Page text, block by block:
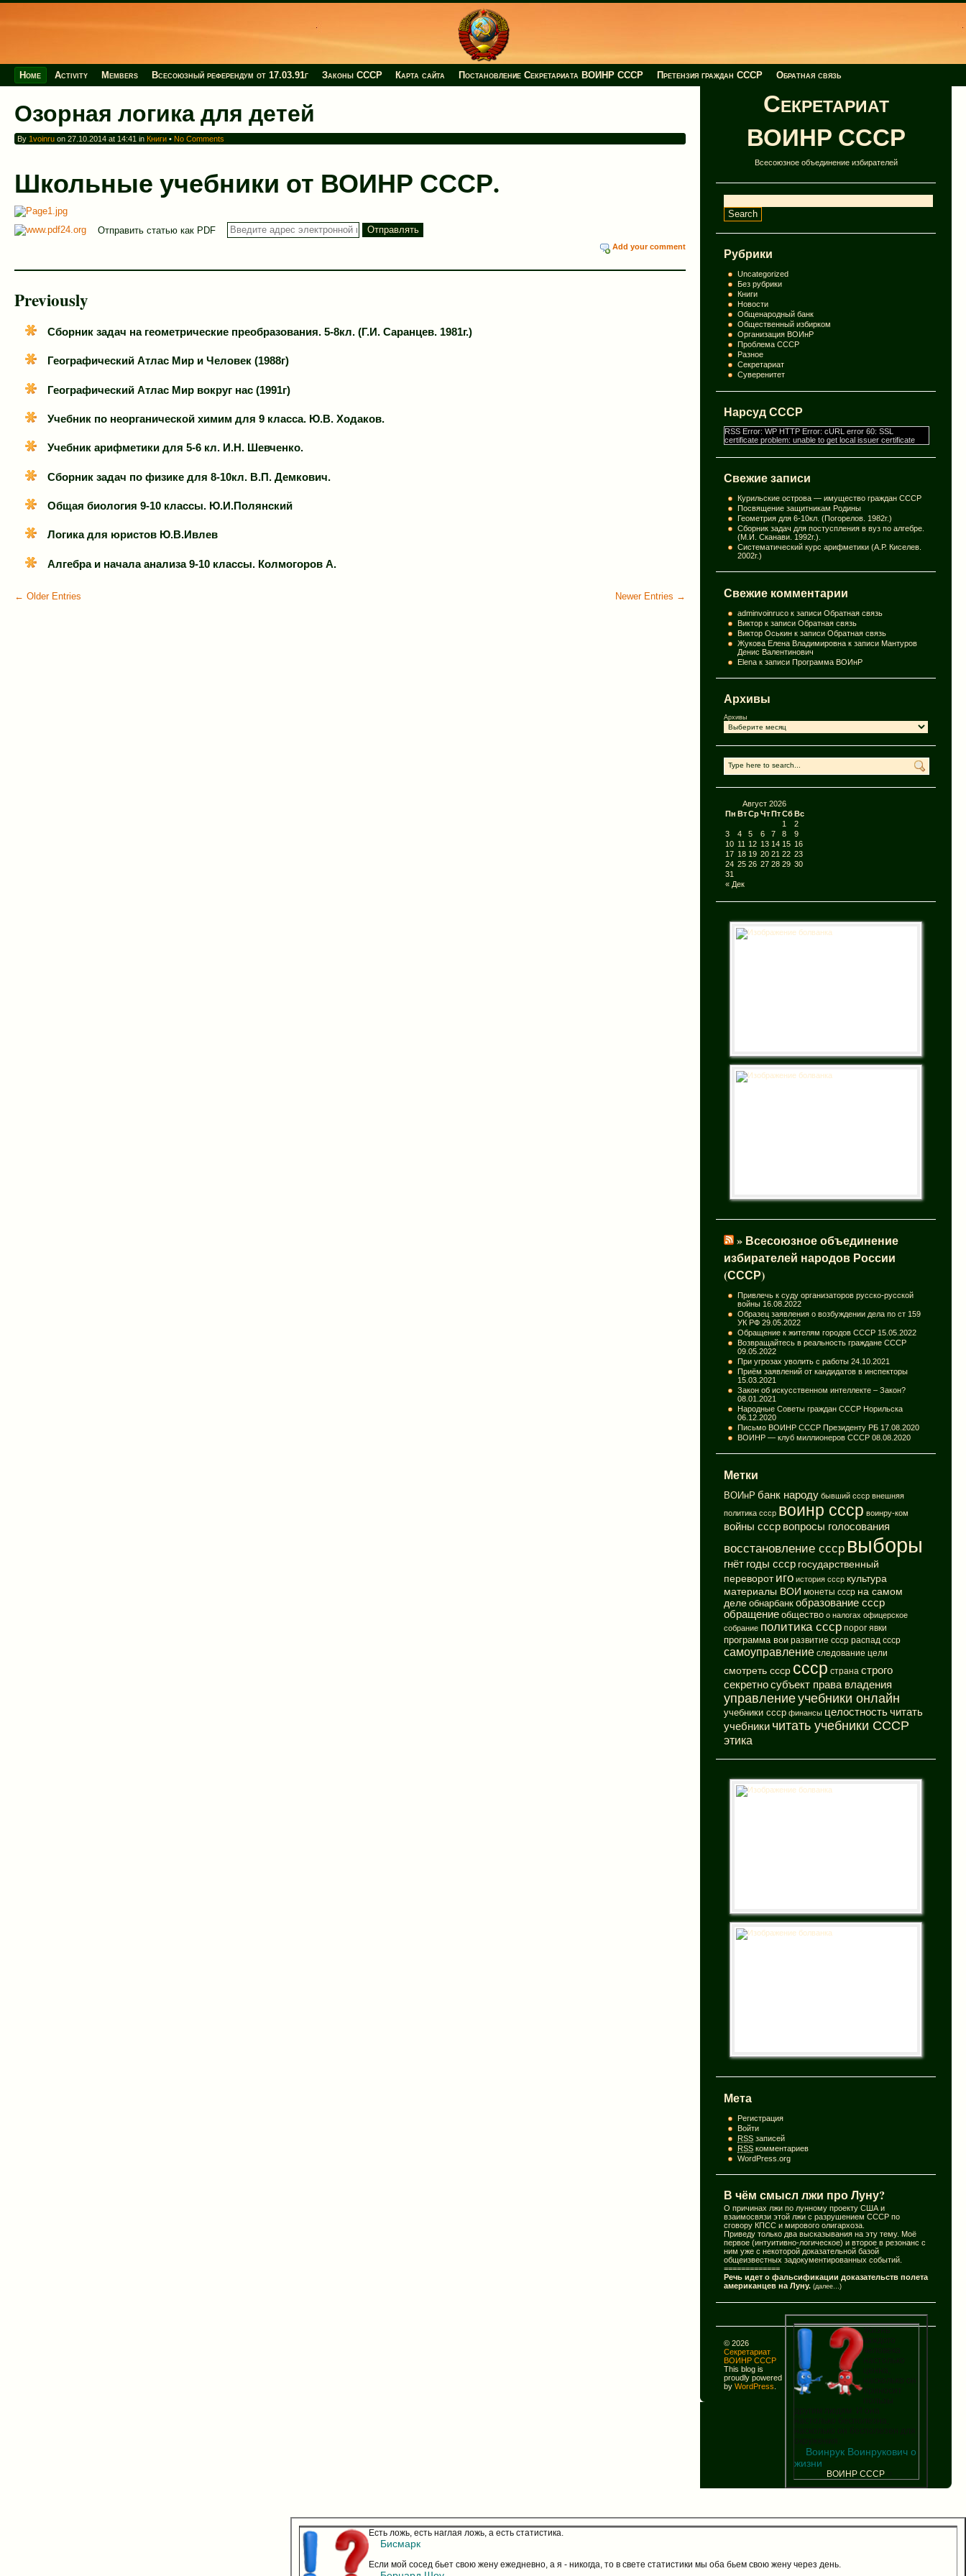
Home Activity Members Всесоюзный референдум от 17.03.91г Законы СССР Карта сайта Постановление Секретариата ВОИНР СССР Претензия граждан СССР Обратная связь
Секретариат
ВОИНР СССР
Всесоюзное объединение избирателей
Рубрики
Uncategorized
Без рубрики
Книги
Новости
Общенародный банк
Общественный избирком
Организация ВОИнР
Проблема СССР
Разное
Секретариат
Суверенитет
Нарсуд СССР
RSS Error: WP HTTP Error: cURL error 60: SSL
certificate problem: unable to get local issuer certificate
Свежие записи
Курильские острова — имущество граждан СССР
Посвящение защитникам Родины
Геометрия для 6-10кл. (Погорелов. 1982г.)
Сборник задач для постуспления в вуз по алгебре.
(М.И. Сканави. 1992г.).
Систематический курс арифметики (А.Р. Киселев.
2002г.)
Свежие комментарии
adminvoinruco к записиОбратная связь
Виктор к записиОбратная связь
Виктор Оськин к записиОбратная связь
Жукова Елена Владимировна к записиМантуров
Денис Валентинович
Elena к записиПрограмма ВОИнР
Архивы
Архивы
Август 2026
Пн ВтСрЧтПтСбВс
« Дек
1
2
3
4 5 6 7 8
9
10 11 12 13 14 15 16
17 18 19 20 21 22 23
24 25 26 27 28 29 30
31
» Всесоюзное объединение
избирателей народов России
(СССР)
Привлечь к суду организаторов русско-русской
войны 16.08.2022
Образец заявления о возбуждении дела по ст 159
УК РФ 29.05.2022
Обращение к жителям городов СССР 15.05.2022
Возвращайтесь в реальность граждане СССР
09.05.2022
При угрозах уволить с работы 24.10.2021
Приём заявлений от кандидатов в инспекторы
15.03.2021
Закон об искусственном интеллекте – Закон?
08.01.2021
Народные Советы граждан СССР Норильска
06.12.2020
Письмо ВОИНР СССР Президенту РБ 17.08.2020
ВОИНР — клуб миллионеров СССР 08.08.2020
Метки
ВОИнР банк народу бывший ссср внешняя
политика ссср воинр ссср воинру-ком
войны ссср вопросы голосования
восстановление ссср выборы
гнёт годы ссср государственный
переворот иго история ссср культура
материалы ВОИ монеты ссср на самом
деле обнарбанк образование ссср
обращение общество о налогах офицерское
собрание политика ссср порог явки
программа вои развитие ссср распад ссср
самоуправление следование цели
смотреть ссср ссср страна строго
секретно субъект права владения
управлениеучебники онлайн
учебники ссср финансы целостность читать
учебники читать учебники СССР
этика
Мета
Регистрация
Войти
RSS записей
RSS комментариев
WordPress.org
В чём смысл лжи про Луну?
О причинах лжи по лунному проекту США и
взаимосвязи этой лжи с разрушением СССР по
сговору КПСС и мирового олигархоза.
Приведу только два высказывания на эту тему. Моё
первое (интуитивно-логическое) и второе в резонанс с
ним уже с некоторой доказательной базой
общеизвестных задокументированных событий.
=============
Речь идет о фальсификации доказательств полета
американцев на Луну. (далее…)
Воинрук Воинрукович о
жизни
ВОИ Н Р ССС Р
© 2026
Секретариат
ВОИНР СССР
This blog is
proudly powered
by WordPress
Озорная логика для детей
By 1voinruon 27.10.2014 at 14:41 in Книги• No Comments
Школьные учебники от ВОИНР СССР.
Отправить статью как PDF
Add your comment
Previously
Сборник задач на геометрические преобразования. 5-8кл. (Г.И. Саранцев. 1981г.)
Географический Атлас Мир и Человек (1988г)
Географический Атлас Мир вокруг нас (1991г)
Учебник по неорганической химим для 9 класса. Ю.В. Ходаков.
Учебник арифметики для 5-6 кл. И.Н. Шевченко.
Сборник задач по физике для 8-10кл. В.П. Демкович.
Общая биология 9-10 классы. Ю.И.Полянский
Логика для юристов Ю.В.Ивлев
Алгебра и начала анализа 9-10 классы. Колмогоров А.
← Older Entries Newer Entries →
Есть ложь, есть наглая ложь, а есть статистика.
Бисмарк
Если мой сосед бьет свою жену ежедневно, а я - никогда, то в свете статистики мы оба бьем свою жену через день.